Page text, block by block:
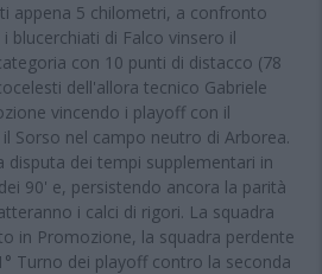
appena 5 chilometri, a confronto
blucerchiati di Falco vinsero il
con 10 punti di distacco (78
dell'allora tecnico Gabriele
vincendo i playoff con il
Sorso nel campo neutro di Arborea.
disputa dei tempi supplementari in
90' e, persistendo ancora la parità
i calci di rigori. La squadra
in Promozione, la squadra perdente
Turno dei playoff contro la seconda